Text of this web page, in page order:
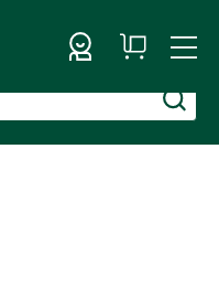
Logg inn
Handlekurv